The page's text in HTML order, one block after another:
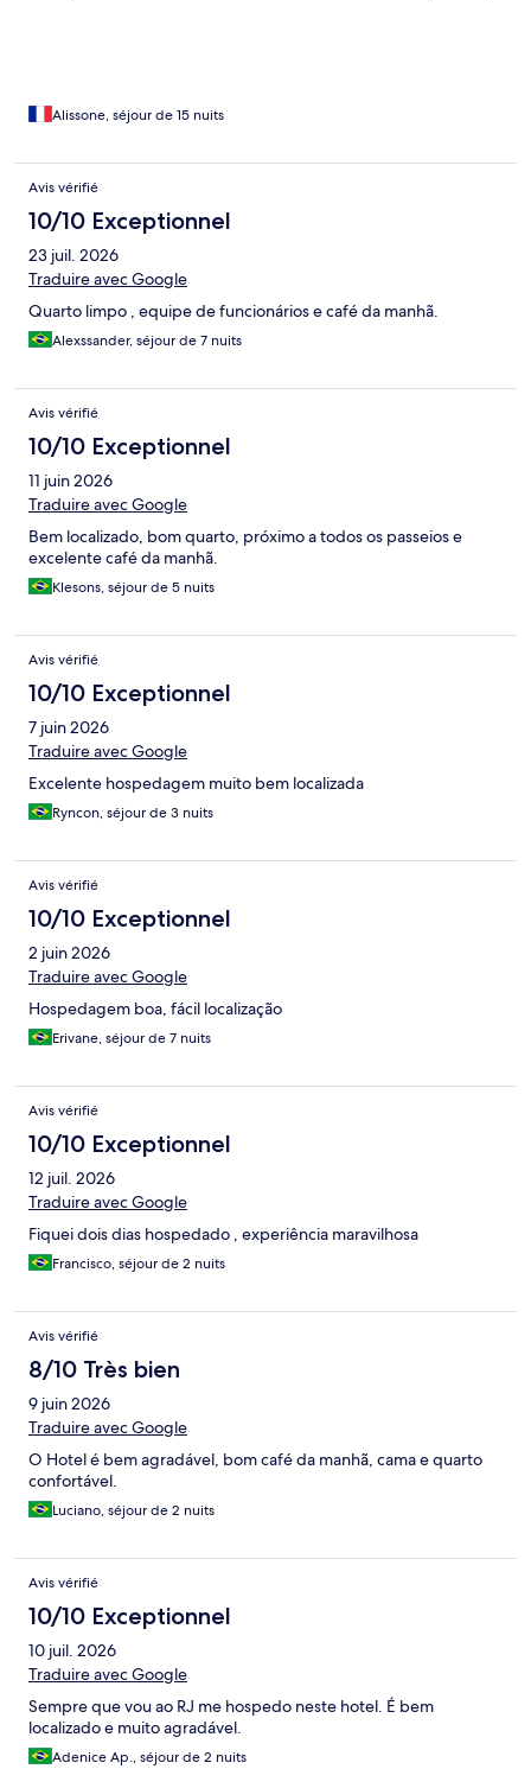
Alissone, séjour de 15 nuits
Avis vérifié
10/10 Exceptionnel
23 juil. 2026
Traduire avec Google
Quarto limpo , equipe de funcionários e café da manhã.
Alexssander, séjour de 7 nuits
Avis vérifié
10/10 Exceptionnel
11 juin 2026
Traduire avec Google
Bem localizado, bom quarto, próximo a todos os passeios e
excelente café da manhã.
Klesons, séjour de 5 nuits
Avis vérifié
10/10 Exceptionnel
7 juin 2026
Traduire avec Google
Excelente hospedagem muito bem localizada
Ryncon, séjour de 3 nuits
Avis vérifié
10/10 Exceptionnel
2 juin 2026
Traduire avec Google
Hospedagem boa, fácil localização
Erivane, séjour de 7 nuits
Avis vérifié
10/10 Exceptionnel
12 juil. 2026
Traduire avec Google
Fiquei dois dias hospedado , experiência maravilhosa
Francisco, séjour de 2 nuits
Avis vérifié
8/10 Très bien
9 juin 2026
Traduire avec Google
O Hotel é bem agradável, bom café da manhã, cama e quarto
confortável.
Luciano, séjour de 2 nuits
Avis vérifié
10/10 Exceptionnel
10 juil. 2026
Traduire avec Google
Sempre que vou ao RJ me hospedo neste hotel. É bem
localizado e muito agradável.
Adenice Ap., séjour de 2 nuits